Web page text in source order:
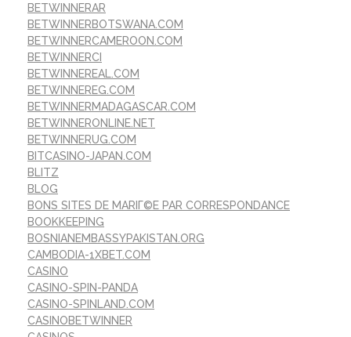
BETWINNERAR
BETWINNERBOTSWANA.COM
BETWINNERCAMEROON.COM
BETWINNERCI
BETWINNEREAL.COM
BETWINNEREG.COM
BETWINNERMADAGASCAR.COM
BETWINNERONLINE.NET
BETWINNERUG.COM
BITCASINO-JAPAN.COM
BLITZ
BLOG
BONS SITES DE MARIГ©E PAR CORRESPONDANCE
BOOKKEEPING
BOSNIANEMBASSYPAKISTAN.ORG
CAMBODIA-1XBET.COM
CASINO
CASINO-SPIN-PANDA
CASINO-SPINLAND.COM
CASINOBETWINNER